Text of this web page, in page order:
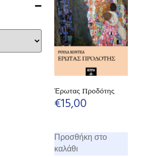
Έρωτας Προδότης
€15,00
Προσθήκη στο
καλάθι